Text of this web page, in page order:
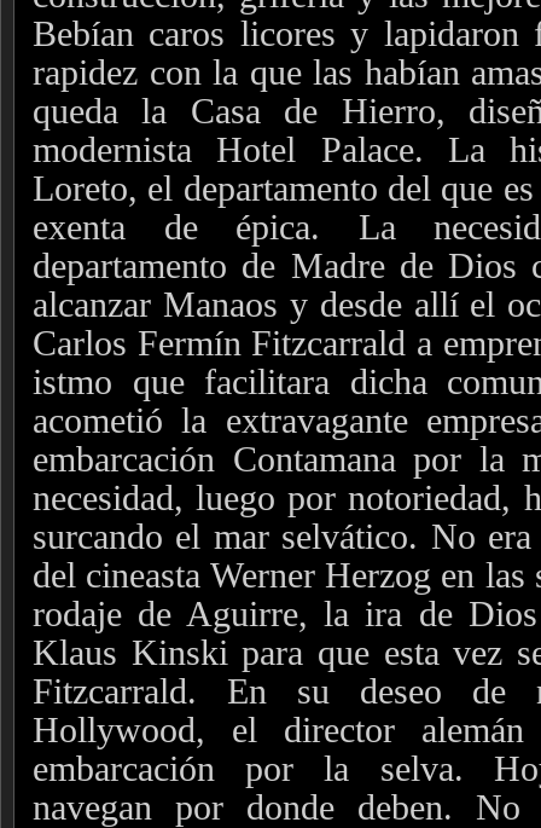
Bebían caros licores y lapidaron
rapidez con la que las habían
queda la Casa de Hierro,
modernista Hotel Palace. La
Loreto, el departamento del que
exenta de épica. La
departamento de Madre de Dios
alcanzar Manaos y desde allí el
Carlos Fermín Fitzcarrald a
istmo que facilitara dicha
acometió la extravagante
embarcación Contamana por la
necesidad, luego por notoriedad,
surcando el mar selvático. No
del cineasta Werner Herzog en las
rodaje de Aguirre, la ira de
Klaus Kinski para que esta vez
Fitzcarrald. En su deseo de
Hollywood, el director
embarcación por la selva.
navegan por donde deben.